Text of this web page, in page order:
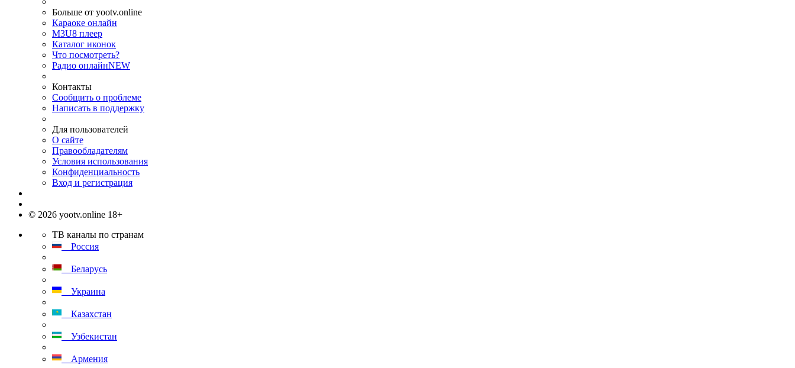
Больше от yootv.online
Караоке онлайн
M3U8 плеер
Каталог иконок
Что посмотреть?
Радио онлайнNEW
Контакты
Сообщить о проблеме
Написать в поддержку
Для пользователей
О сайте
Правообладателям
Условия использования
Конфиденциальность
Вход и регистрация
© 2026 yootv.online 18+
ТВ каналы по странам
Россия
Беларусь
Украина
Казахстан
Узбекистан
Армения